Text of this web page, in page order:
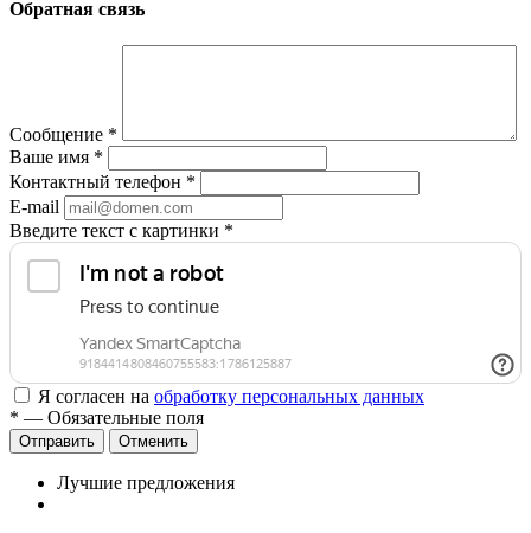
Обратная связь
Сообщение *
Ваше имя *
Контактный телефон *
E-mail
Введите текст с картинки *
Я согласен на обработку персональных данных
* — Обязательные поля
Отменить
Лучшие предложения